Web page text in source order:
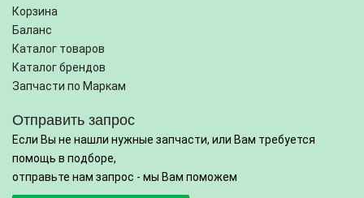
Корзина
Баланс
Каталог товаров
Каталог брендов
Запчасти по Маркам
Отправить запрос
Если Вы не нашли нужные запчасти, или Вам требуется
помощь в подборе,
отправьте нам запрос - мы Вам поможем